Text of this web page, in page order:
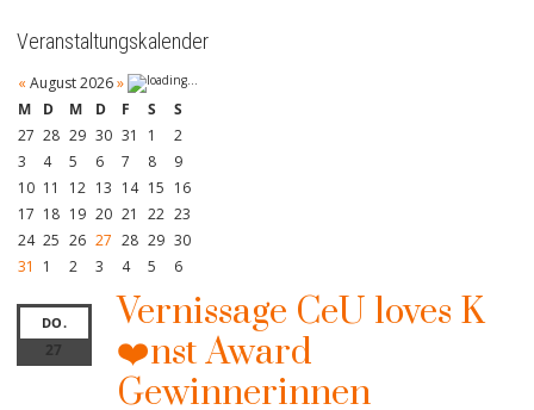
Veranstaltungskalender
« August 2026»
M
D M D F S
S
27 28 29 30 31 1
2
3
4 5 6 7 8
9
10 11 12 13 14 15 16
17 18 19 20 21 22 23
24 25 26 27 28 29 30
31
1 2 3 4 5 6
DO.
27
Vernissage CeU loves K
❤️nst Award
Gewinnerinnen